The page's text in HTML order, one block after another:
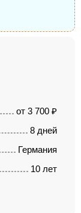
от 3 700 ₽
8 дней
Германия
10 лет